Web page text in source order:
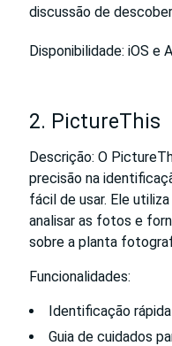
discussão de
Disponibilidade: iOS e
2. PictureThis
Descrição: O
precisão na
fácil de usar. Ele
analisar as fotos e
sobre a planta
Funcionalidades:
Identificação
Guia de cuidados